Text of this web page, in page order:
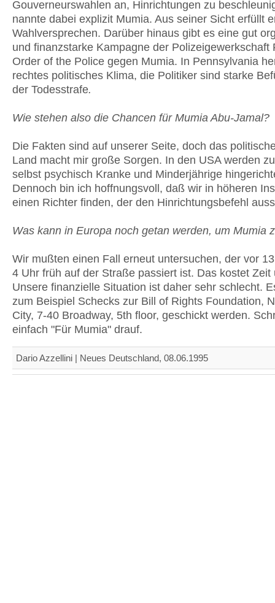
Gouverneurswahlen an, Hinrichtungen zu
nannte dabei explizit Mumia. Aus seiner Sicht erfüllt
Wahlversprechen. Darüber hinaus gibt es eine gut
und finanzstarke Kampagne der Polizeigewerkschaft
Order of the Police gegen Mumia. In Pennsylvania
rechtes politisches Klima, die Politiker sind starke
der Todesstrafe.
Wie stehen also die Chancen für Mumia Abu-Jamal?
Die Fakten sind auf unserer Seite, doch das
Land macht mir große Sorgen. In den USA werden
selbst psychisch Kranke und Minderjährige
Dennoch bin ich hoffnungsvoll, daß wir in höheren
einen Richter finden, der den Hinrichtungsbefehl
Was kann in Europa noch getan werden, um Mumia
Wir mußten einen Fall erneut untersuchen, der vor
4 Uhr früh auf der Straße passiert ist. Das kostet Zeit
Unsere finanzielle Situation ist daher sehr schlecht.
zum Beispiel Schecks zur Bill of Rights Foundation,
City, 7-40 Broadway, 5th floor, geschickt werden.
einfach "Für Mumia" drauf.
Dario Azzellini | Neues Deutschland, 08.06.1995